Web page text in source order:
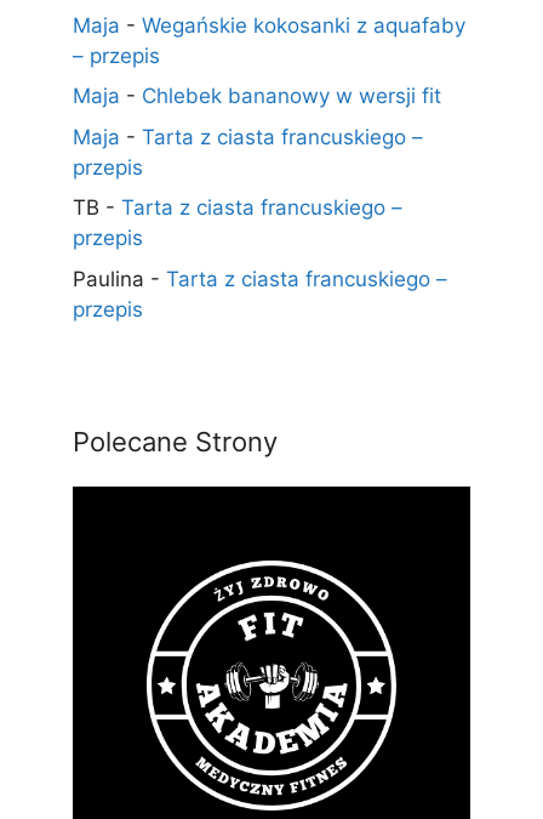
Maja - Wegańskie kokosanki z aquafaby
– przepis
Maja - Chlebek bananowy w wersji fit
Maja - Tarta z ciasta francuskiego –
przepis
TB - Tarta z ciasta francuskiego –
przepis
Paulina - Tarta z ciasta francuskiego –
przepis
Polecane Strony